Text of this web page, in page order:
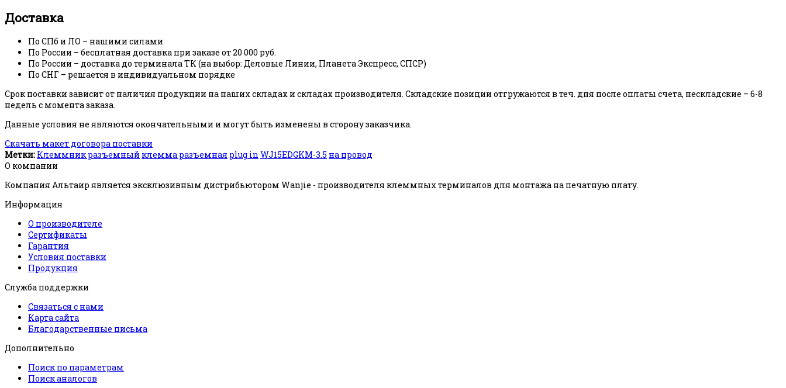
Доставка
По СПб и ЛО – нашими силами
По России – бесплатная доставка при заказе от 20 000 руб.
По России – доставка до терминала ТК (на выбор: Деловые Линии, Планета Экспресс, СПСР)
По СНГ – решается в индивидуальном порядке
Срок поставки зависит от наличия продукции на наших складах и складах производителя. Складские позиции отгружаются в теч. дня после оплаты счета, нескладские – 6-8
недель с момента заказа.
Данные условия не являются окончательными и могут быть изменены в сторону заказчика.
Скачать макет договора поставки
Метки: Клеммник разъемный клемма разъемная plug in WJ15EDGKM-3.5 на провод
О компании
Компания Альтаир является эксклюзивным дистрибьютором Wanjie - производителя клеммных терминалов для монтажа на печатную плату.
Информация
О производителе
Сертификаты
Гарантия
Условия поставки
Продукция
Служба поддержки
Связаться с нами
Карта сайта
Благодарственные письма
Дополнительно
Поиск по параметрам
Поиск аналогов